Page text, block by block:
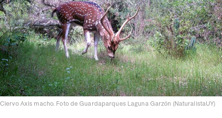
Ciervo Axis macho. Foto de Guardaparques Laguna Garzón (NaturalistaUY)